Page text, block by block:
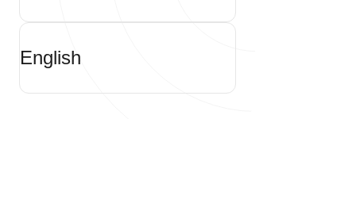
English